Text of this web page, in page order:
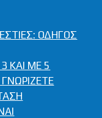
ΟΔΗΓΟΣ
KAI ME 5